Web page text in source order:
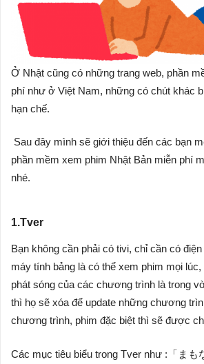
Ở Nhật cũng có những trang web, phần
phí như ở Việt Nam, những có chút khác
hạn chế.
Sau đây mình sẽ giới thiệu đến các bạn
phần mềm xem phim Nhật Bản miễn phí
nhé.
1.Tver
Bạn không cần phải có tivi, chỉ cần có
máy tính bảng là có thể xem phim mọi
phát sóng của các chương trình là trong
thì họ sẽ xóa để update những chương
chương trình, phim đặc biệt thì sẽ được
Các mục tiêu biểu trong Tver như :「まも